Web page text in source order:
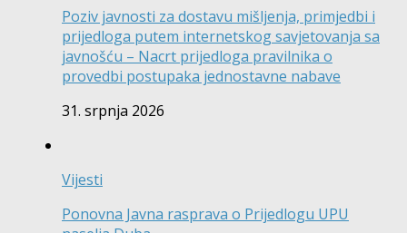
Poziv javnosti za dostavu mišljenja, primjedbi i
prijedloga putem internetskog savjetovanja sa
javnošću – Nacrt prijedloga pravilnika o
provedbi postupaka jednostavne nabave
31. srpnja 2026
Vijesti
Ponovna Javna rasprava o Prijedlogu UPU